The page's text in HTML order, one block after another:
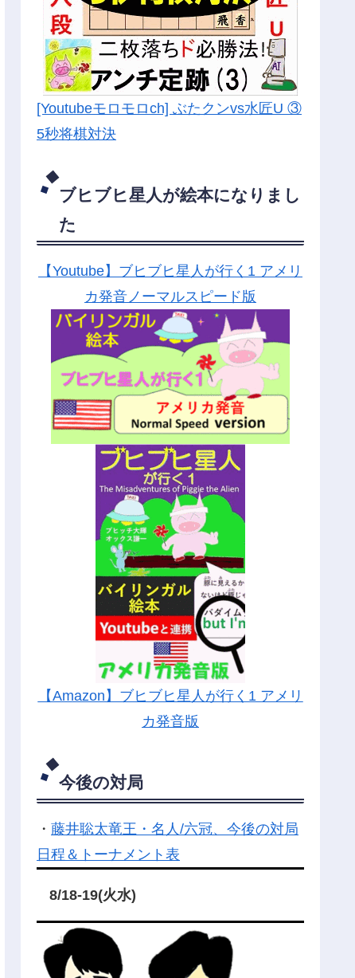
[Youtubeモロモロch] ぶたクンvs水匠U ③
5秒将棋対決
ブヒブヒ星人が絵本になりまし
た
【Youtube】ブヒブヒ星人が行く1 アメリ
カ発音ノーマルスピード版
【Amazon】ブヒブヒ星人が行く1 アメリ
カ発音版
今後の対局
・ 藤井聡太竜王・名人/六冠、今後の対局
日程＆トーナメント表
8/18-19(火水)